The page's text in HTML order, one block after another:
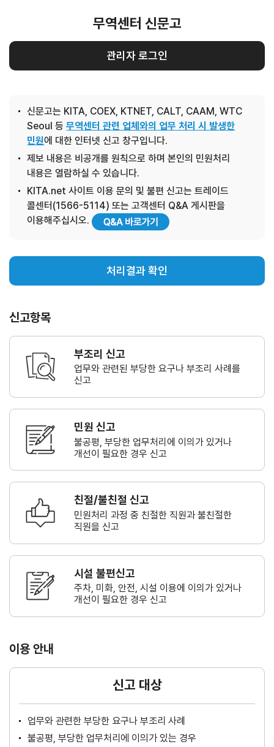
무역센터 신문고
관리자 로그인
신문고는 KITA, COEX, KTNET, CALT, CAAM, WTC
Seoul 등무역센터 관련 업체와의 업무 처리 시 발생한
민원에 대한 인터넷 신고 창구입니다.
제보 내용은 비공개를 원칙으로 하며 본인의 민원처리
내용은 열람하실 수 있습니다.
KITA.net 사이트 이용 문의 및 불편 신고는 트레이드
콜센터(1566-5114) 또는 고객센터 Q&A 게시판을
이용해주십시오.
처리결과 확인
신고항목
부조리 신고
업무와 관련된 부당한 요구나 부조리 사례를
신고
민원 신고
불공평, 부당한 업무처리에 이의가 있거나
개선이 필요한 경우 신고
친절/불친절 신고
민원처리 과정 중 친절한 직원과불친절한
직원을 신고
시설 불편신고
주차, 미화, 안전, 시설 이용에 이의가 있거나
개선이 필요한 경우 신고
이용 안내
신고 대상
업무와 관련한 부당한 요구나 부조리 사례
불공평, 부당한 업무처리에 이의가 있는 경우